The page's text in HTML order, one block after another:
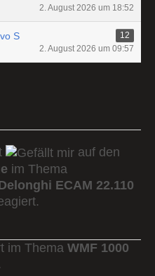
2. August 2026 um 18:52
S
12
2. August 2026 um 09:57
auf den
im Thema
ECAM 22.110
im Thema WMF 1000